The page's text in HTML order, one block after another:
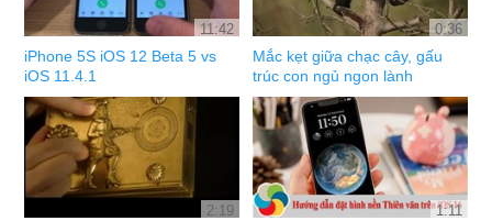
11:42
iPhone 5S iOS 12 Beta 5 vs
iOS 11.4.1
0:36
Mắc kẹt giữa chạc cây, gấu
trúc con ngủ ngon lành
2:19 1:11